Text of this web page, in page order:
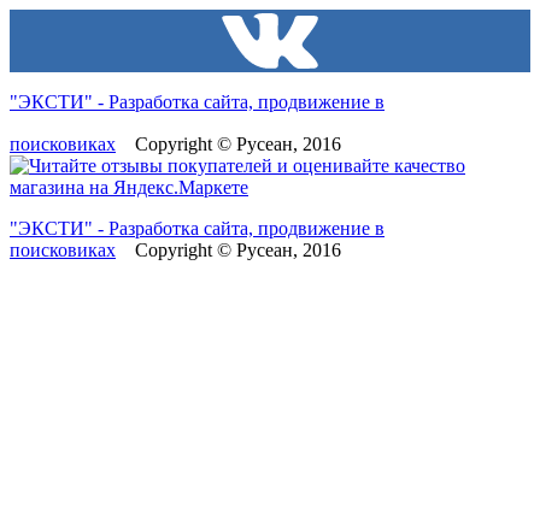
"ЭКСТИ" - Разработка сайта, продвижение в
поисковиках Copyright © Русеан, 2016
"ЭКСТИ" - Разработка сайта, продвижение в
поисковиках Copyright © Русеан, 2016